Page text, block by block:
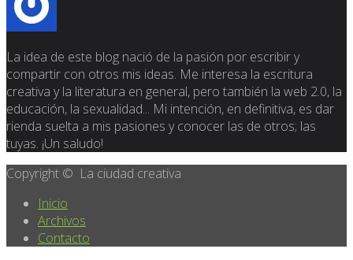
La idea de este blog nació de la pasión por escribir y
compartir con otros mis ideas. Me interesa la escritura
creativa y la literatura en general, pero también la web 2.0, la
educación, la sexualidad... Mi intención, en definitiva, es dar
rienda suelta a mis pasiones y conocer las de otros; las
tuyas. ¡Un saludo!
Copyright © La ciudad creativa
Inicio
Archivos
Contacto